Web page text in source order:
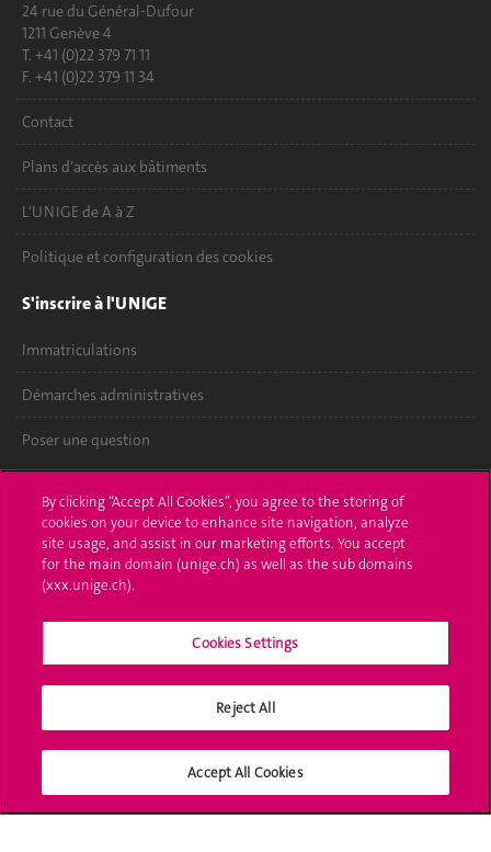
24 rue du Général-Dufour
1211 Genève 4
T. +41 (0)22 379 71 11
F. +41 (0)22 379 11 34
Contact
Plans d'accès aux bâtiments
L'UNIGE de A à Z
Politique et configuration des cookies
S'inscrire à l'UNIGE
Immatriculations
Démarches administratives
Poser une question
UNIGE Mobile
Médias
Offres d'emploi
Bibliothèque
Médias sociaux UNIGE
By clicking “Accept All Cookies”, you agree to the storing of
cookies on your device to enhance site navigation, analyze
site usage, and assist in our marketing efforts. You accept
for the main domain (unige.ch) as well as the sub domains
(xxx.unige.ch).
Cookies Settings
Reject All
Accept All Cookies